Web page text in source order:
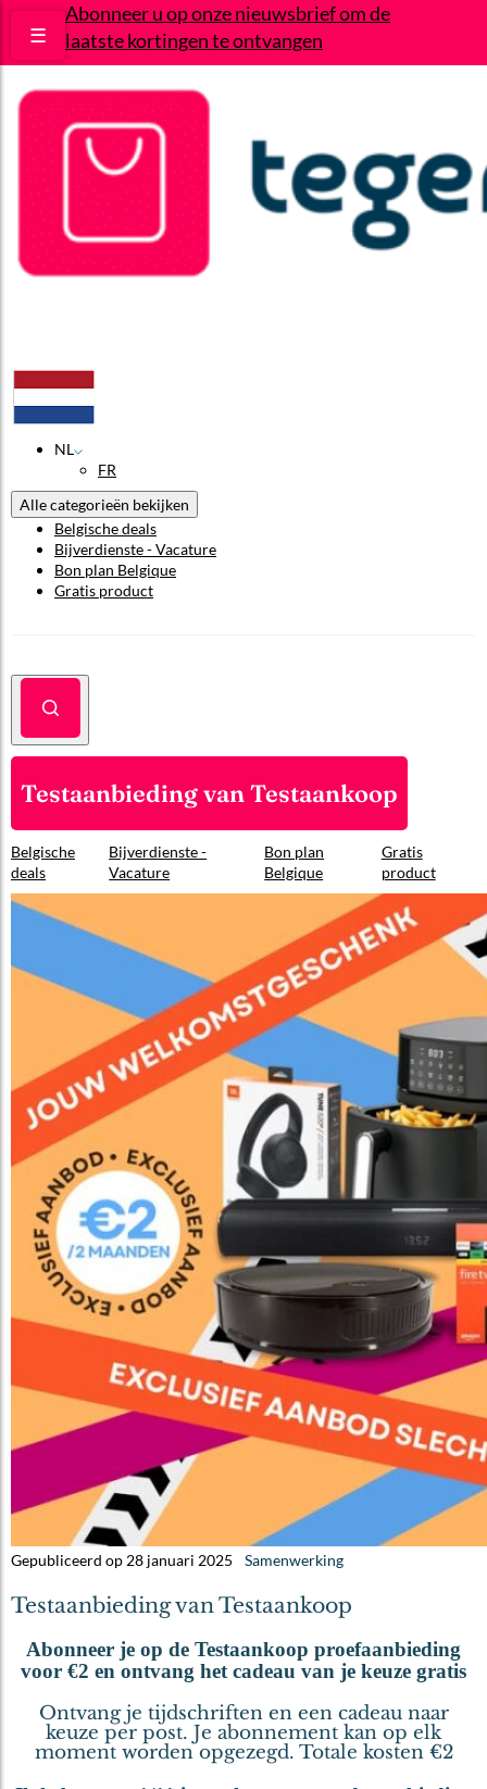
Abonneer u op onze nieuwsbrief om de
laatste kortingen te ontvangen
☰
NL
FR
Alle categorieën bekijken
Belgische deals
Bijverdienste - Vacature
Bon plan Belgique
Gratis product
Testaanbieding van Testaankoop
Belgische
deals
Bijverdienste -
Vacature
Bon plan
Belgique
Gratis
product
Gepubliceerd op 28 januari 2025 Samenwerking
Testaanbieding van Testaankoop
Abonneer je op de Testaankoop proefaanbieding
voor €2 en ontvang het cadeau van je keuze gratis
Ontvang je tijdschriften en een cadeau naar
keuze per post. Je abonnement kan op elk
moment worden opgezegd. Totale kosten €2